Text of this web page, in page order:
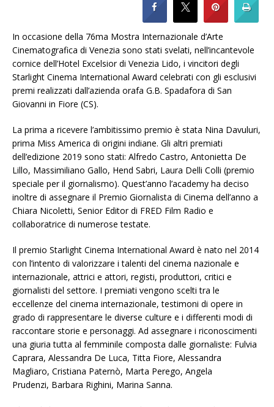
In occasione della 76ma Mostra Internazionale d’Arte
Cinematografica di Venezia sono stati svelati, nell’incantevole
cornice dell’Hotel Excelsior di Venezia Lido, i vincitori degli
Starlight Cinema International Award celebrati con gli esclusivi
premi realizzati dall’azienda orafa G.B. Spadafora di San
Giovanni in Fiore (CS).
La prima a ricevere l’ambitissimo premio è stata Nina Davuluri,
prima Miss America di origini indiane. Gli altri premiati
dell’edizione 2019 sono stati: Alfredo Castro, Antonietta De
Lillo, Massimiliano Gallo, Hend Sabri, Laura Delli Colli (premio
speciale per il giornalismo). Quest’anno l’academy ha deciso
inoltre di assegnare il Premio Giornalista di Cinema dell’anno a
Chiara Nicoletti, Senior Editor di FRED Film Radio e
collaboratrice di numerose testate.
Il premio Starlight Cinema International Award è nato nel 2014
con l’intento di valorizzare i talenti del cinema nazionale e
internazionale, attrici e attori, registi, produttori, critici e
giornalisti del settore. I premiati vengono scelti tra le
eccellenze del cinema internazionale, testimoni di opere in
grado di rappresentare le diverse culture e i differenti modi di
raccontare storie e personaggi. Ad assegnare i riconoscimenti
una giuria tutta al femminile composta dalle giornaliste: Fulvia
Caprara, Alessandra De Luca, Titta Fiore, Alessandra
Magliaro, Cristiana Paternò, Marta Perego, Angela
Prudenzi, Barbara Righini, Marina Sanna.